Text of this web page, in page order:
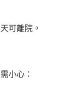
可離院。
小心：